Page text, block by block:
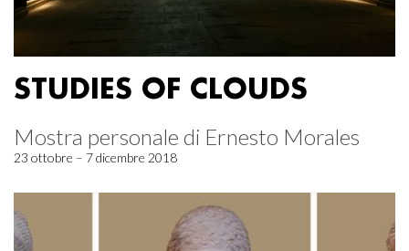
STUDIES OF CLOUDS
Mostra personale di Ernesto Morales
23 ottobre – 7 dicembre 2018